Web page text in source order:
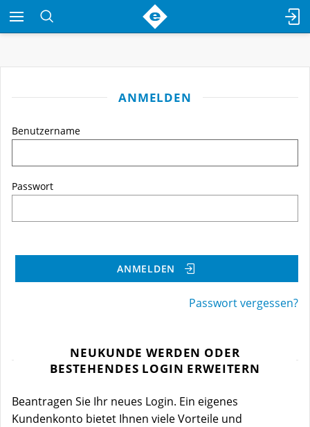
ANMELDEN
Benutzername
Passwort
ANMELDEN
Passwort vergessen?
NEUKUNDE WERDEN ODER
BESTEHENDES LOGIN ERWEITERN
Beantragen Sie Ihr neues Login. Ein eigenes
Kundenkonto bietet Ihnen viele Vorteile und